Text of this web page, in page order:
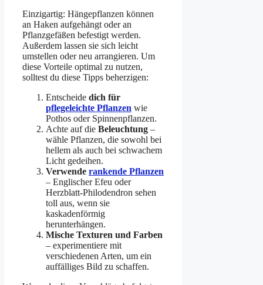
Einzigartig: Hängepflanzen können
an Haken aufgehängt oder an
Pflanzgefäßen befestigt werden.
Außerdem lassen sie sich leicht
umstellen oder neu arrangieren. Um
diese Vorteile optimal zu nutzen,
solltest du diese Tipps beherzigen:
Entscheide dich für
pflegeleichte Pflanzen wie
Pothos oder Spinnenpflanzen.
Achte auf die Beleuchtung –
wähle Pflanzen, die sowohl bei
hellem als auch bei schwachem
Licht gedeihen.
Verwende rankende Pflanzen
– Englischer Efeu oder
Herzblatt-Philodendron sehen
toll aus, wenn sie
kaskadenförmig
herunterhängen.
Mische Texturen und Farben
– experimentiere mit
verschiedenen Arten, um ein
auffälliges Bild zu schaffen.